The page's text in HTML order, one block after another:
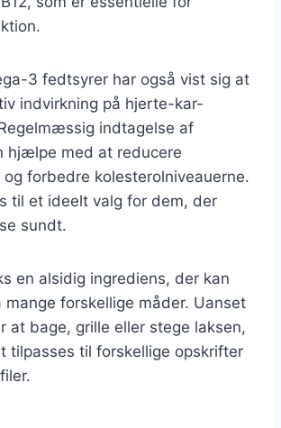
3 fedtsyrer har også vist sig at
indvirkning på hjerte-kar-
indtagelse af
hjælpe med at reducere
forbedre kolesterolniveauerne.
til et ideelt valg for dem, der
sundt.
en alsidig ingrediens, der kan
forskellige måder. Uanset
at bage, grille eller stege laksen,
tilpasses til forskellige opskrifter